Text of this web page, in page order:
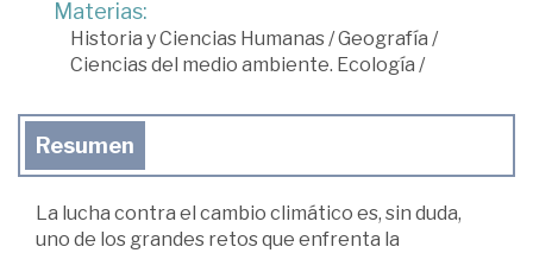
Materias:
Historia y Ciencias Humanas/Geografía /
Ciencias del medio ambiente. Ecología /
Resumen
La lucha contra el cambio climático es, sin duda,
uno de los grandes retos que enfrenta la